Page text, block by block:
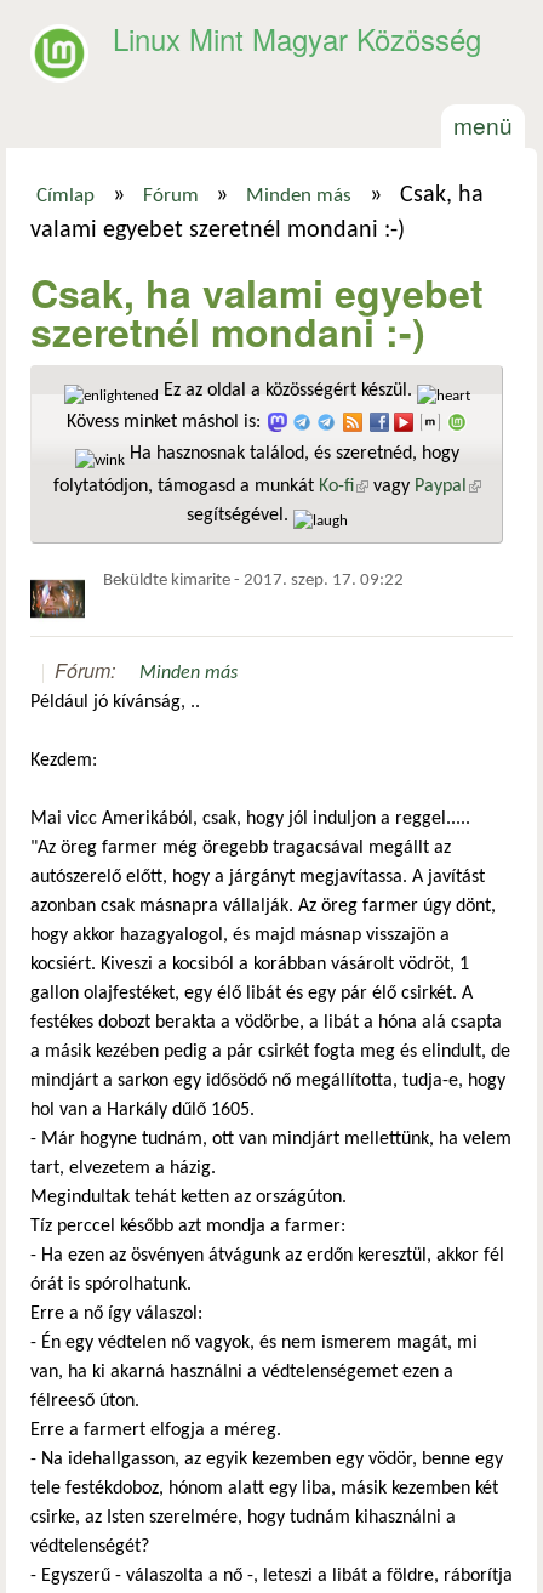
Linux Mint Magyar Közösség
menü
Jelenlegi hely
Címlap » Fórum » Minden más »
Csak, ha
valami egyebet szeretnél mondani :-)
Csak, ha valami egyebet
szeretnél mondani :-)
Ez az oldal a közösségért készül.
Kövess minket máshol is:
Ha hasznosnak találod, és szeretnéd, hogy
folytatódjon, támogasd a munkát Ko-fi(külső hivatkozás)
vagy Paypal
segítségével.
Beküldte kimarite - 2017. szep. 17. 09:22
Fórum:
Minden más
Például jó kívánság, ..
Kezdem:
Mai vicc Amerikából, csak, hogy jól induljon a reggel.....
"Az öreg farmer még öregebb tragacsával megállt az
autószerelő előtt, hogy a járgányt megjavítassa. A javítást
azonban csak másnapra vállalják. Az öreg farmer úgy dönt,
hogy akkor hazagyalogol, és majd másnap visszajön a
kocsiért. Kiveszi a kocsiból a korábban vásárolt vödröt, 1
gallon olajfestéket, egy élő libát és egy pár élő csirkét. A
festékes dobozt berakta a vödörbe, a libát a hóna alá csapta
a másik kezében pedig a pár csirkét fogta meg és elindult, de
mindjárt a sarkon egy idősödő nő megállította, tudja-e, hogy
hol van a Harkály dűlő 1605.
- Már hogyne tudnám, ott van mindjárt mellettünk, ha velem
tart, elvezetem a házig.
Megindultak tehát ketten az országúton.
Tíz perccel később azt mondja a farmer:
- Ha ezen az ösvényen átvágunk az erdőn keresztül, akkor fél
órát is spórolhatunk.
Erre a nő így válaszol:
- Én egy védtelen nő vagyok, és nem ismerem magát, mi
van, ha ki akarná használni a védtelenségemet ezen a
félreeső úton.
Erre a farmert elfogja a méreg.
- Na idehallgasson, az egyik kezemben egy vödör, benne egy
tele festékdoboz, hónom alatt egy liba, másik kezemben két
csirke, az Isten szerelmére, hogy tudnám kihasználni a
védtelenségét?
- Egyszerű - válaszolta a nő -, leteszi a libát a földre, ráborítja